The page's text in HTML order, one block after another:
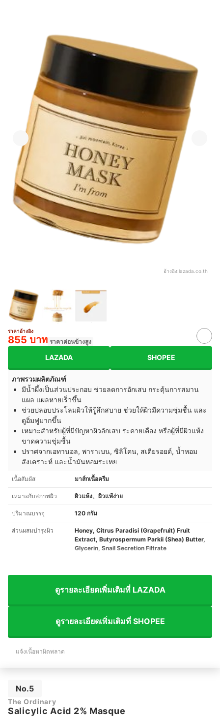
อ้างอิง:lazada.co.th
ราคาอ้างอิง
855 บาท ราคาค่อนข้างสูง
LAZADA SHOPEE
ภาพรวมผลิตภัณฑ์
มีน้ำผึ้งเป็นส่วนประกอบ ช่วยลดการอักเสบ กระตุ้นการสมาน
แผล แผลหายเร็วขึ้น
ช่วยปลอบประโลมผิวให้รู้สึกสบาย ช่วยให้ผิวมีความชุ่มชื้น และ
ดูอิ่มฟูมากขึ้น
เหมาะสำหรับผู้ที่มีปัญหาผิวอักเสบ ระคายเคือง หรือผู้ที่มีผิวแห้ง
ขาดความชุ่มชื้น
ปราศจากเอทานอล, พาราเบน, ซิลิโคน, สเตียรอยด์, น้ำหอม
สังเคราะห์ และน้ำมันหอมระเหย
เนื้อสัมผัส มาส์กเนื้อครีม
เหมาะกับสภาพผิว ผิวแห้ง、ผิวแพ้ง่าย
ปริมาณบรรจุ 120 กรัม
ส่วนผสมบำรุงผิว
Honey, Citrus Paradisi (Grapefruit) Fruit
Extract, Butyrospermum Parkii (Shea) Butter,
Glycerin, Snail Secretion Filtrate
ดูรายละเอียดเพิ่มเติมที่ LAZADA
ดูรายละเอียดเพิ่มเติมที่ SHOPEE
แจ้งเนื้อหาผิดพลาด
No.5
The Ordinary
Salicylic Acid 2% Masque